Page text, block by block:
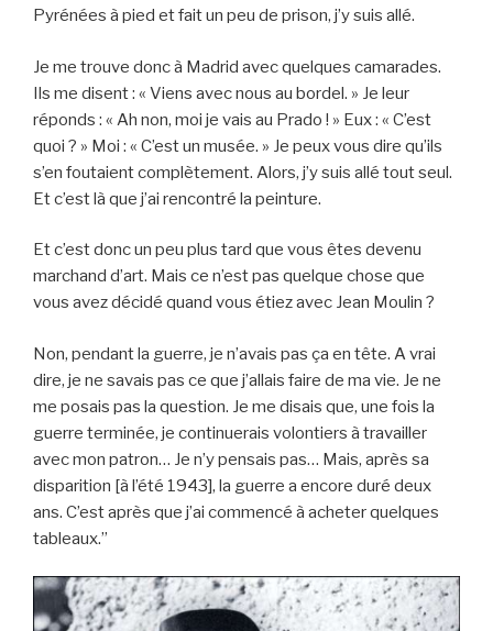
Pyrénées à pied et fait un peu de prison, j’y suis allé.
Je me trouve donc à Madrid avec quelques camarades.
Ils me disent : « Viens avec nous au bordel. » Je leur
réponds : « Ah non, moi je vais au Prado ! » Eux : « C’est
quoi ? » Moi : « C’est un musée. » Je peux vous dire qu’ils
s’en foutaient complètement. Alors, j’y suis allé tout seul.
Et c’est là que j’ai rencontré la peinture.
Et c’est donc un peu plus tard que vous êtes devenu
marchand d’art. Mais ce n’est pas quelque chose que
vous avez décidé quand vous étiez avec Jean Moulin ?
Non, pendant la guerre, je n’avais pas ça en tête. A vrai
dire, je ne savais pas ce que j’allais faire de ma vie. Je ne
me posais pas la question. Je me disais que, une fois la
guerre terminée, je continuerais volontiers à travailler
avec mon patron… Je n’y pensais pas… Mais, après sa
disparition [à l’été 1943], la guerre a encore duré deux
ans. C’est après que j’ai commencé à acheter quelques
tableaux.”